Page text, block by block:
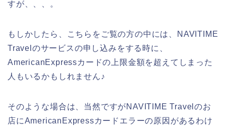
すが、、、。
もしかしたら、こちらをご覧の方の中には、NAVITIME
Travelのサービスの申し込みをする時に、
AmericanExpressカードの上限金額を超えてしまった
人もいるかもしれません♪
そのような場合は、当然ですがNAVITIME Travelのお
店にAmericanExpressカードエラーの原因があるわけ